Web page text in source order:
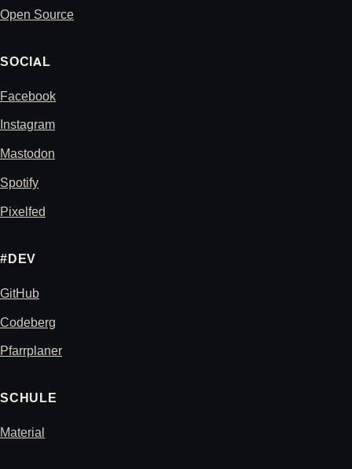
Open Source
SOCIAL
Facebook
Instagram
Mastodon
Spotify
Pixelfed
#DEV
GitHub
Codeberg
Pfarrplaner
SCHULE
Material